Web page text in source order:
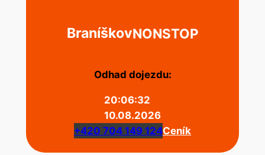
BraníškovNONSTOP
Odhad dojezdu:
20:06:32
10.08.2026
+420 704 149 124Ceník